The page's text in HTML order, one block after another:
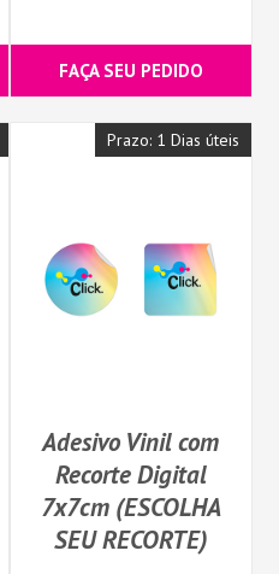
FAÇA SEU PEDIDO
Prazo: 1 Dias úteis
Adesivo Vinil com
Recorte Digital
7x7cm (ESCOLHA
SEU RECORTE)